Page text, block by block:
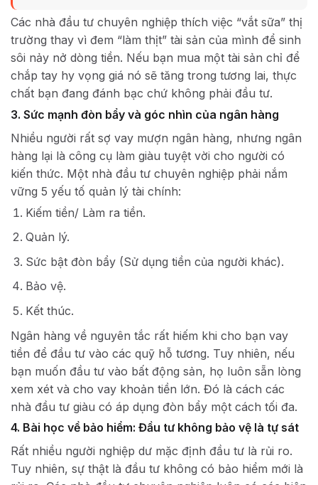
Các nhà đầu tư chuyên nghiệp thích việc “vắt sữa” thị
trường thay vì đem “làm thịt” tài sản của mình để sinh
sôi nảy nở dòng tiền. Nếu bạn mua một tài sản chỉ để
chắp tay hy vọng giá nó sẽ tăng trong tương lai, thực
chất bạn đang đánh bạc chứ không phải đầu tư.
3. Sức mạnh đòn bẩy và góc nhìn của ngân hàng
Nhiều người rất sợ vay mượn ngân hàng, nhưng ngân
hàng lại là công cụ làm giàu tuyệt vời cho người có
kiến thức. Một nhà đầu tư chuyên nghiệp phải nắm
vững 5 yếu tố quản lý tài chính:
Kiếm tiền/ Làm ra tiền.
Quản lý.
Sức bật đòn bẩy (Sử dụng tiền của người khác).
Bảo vệ.
Kết thúc.
Ngân hàng về nguyên tắc rất hiếm khi cho bạn vay
tiền để đầu tư vào các quỹ hỗ tương. Tuy nhiên, nếu
bạn muốn đầu tư vào bất động sản, họ luôn sẵn lòng
xem xét và cho vay khoản tiền lớn. Đó là cách các
nhà đầu tư giàu có áp dụng đòn bẩy một cách tối đa.
4. Bài học về bảo hiểm: Đầu tư không bảo vệ là tự sát
Rất nhiều người nghiệp dư mặc định đầu tư là rủi ro.
Tuy nhiên, sự thật là đầu tư không có bảo hiểm mới là